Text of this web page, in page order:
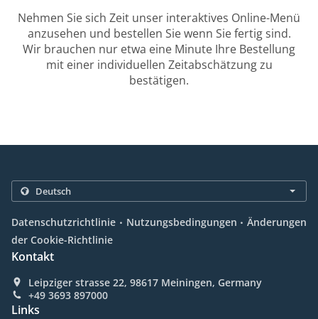
Nehmen Sie sich Zeit unser interaktives Online-Menü
anzusehen und bestellen Sie wenn Sie fertig sind.
Wir brauchen nur etwa eine Minute Ihre Bestellung
mit einer individuellen Zeitabschätzung zu
bestätigen.
Datenschutzrichtlinie . Nutzungsbedingungen . Änderungen
der Cookie-Richtlinie
Kontakt
Leipziger strasse 22, 98617 Meiningen, Germany
+49 3693 897000
Links